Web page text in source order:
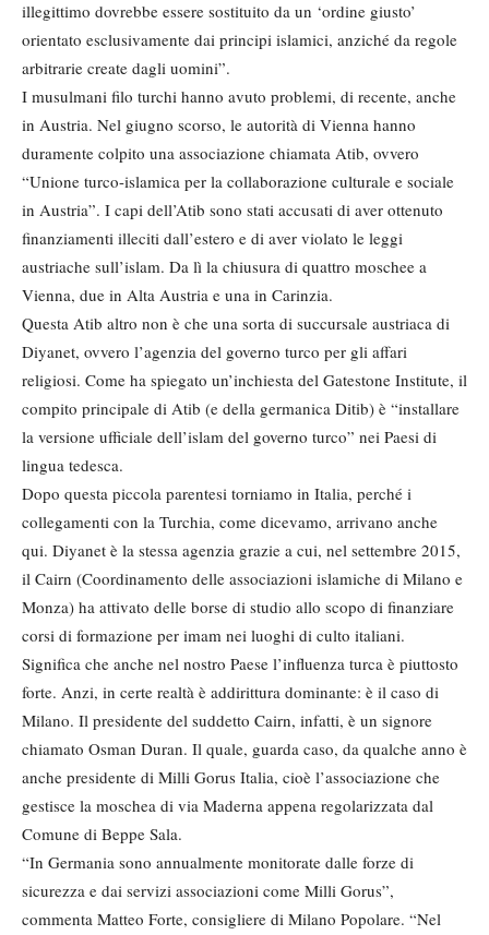
illegittimo dovrebbe essere sostituito da un ‘ordine giusto’
orientato esclusivamente dai principi islamici, anziché da regole
arbitrarie create dagli uomini”.
I musulmani filo turchi hanno avuto problemi, di recente, anche
in Austria. Nel giugno scorso, le autorità di Vienna hanno
duramente colpito una associazione chiamata Atib, ovvero
“Unione turco-islamica per la collaborazione culturale e sociale
in Austria”. I capi dell’Atib sono stati accusati di aver ottenuto
finanziamenti illeciti dall’estero e di aver violato le leggi
austriache sull’islam. Da lì la chiusura di quattro moschee a
Vienna, due in Alta Austria e una in Carinzia.
Questa Atib altro non è che una sorta di succursale austriaca di
Diyanet, ovvero l’agenzia del governo turco per gli affari
religiosi. Come ha spiegato un’inchiesta del Gatestone Institute, il
compito principale di Atib (e della germanica Ditib) è “installare
la versione ufficiale dell’islam del governo turco” nei Paesi di
lingua tedesca.
Dopo questa piccola parentesi torniamo in Italia, perché i
collegamenti con la Turchia, come dicevamo, arrivano anche
qui. Diyanet è la stessa agenzia grazie a cui, nel settembre 2015,
il Cairn (Coordinamento delle associazioni islamiche di Milano e
Monza) ha attivato delle borse di studio allo scopo di finanziare
corsi di formazione per imam nei luoghi di culto italiani.
Significa che anche nel nostro Paese l’influenza turca è piuttosto
forte. Anzi, in certe realtà è addirittura dominante: è il caso di
Milano. Il presidente del suddetto Cairn, infatti, è un signore
chiamato Osman Duran. Il quale, guarda caso, da qualche anno è
anche presidente di Milli Gorus Italia, cioè l’associazione che
gestisce la moschea di via Maderna appena regolarizzata dal
Comune di Beppe Sala.
“In Germania sono annualmente monitorate dalle forze di
sicurezza e dai servizi associazioni come Milli Gorus”,
commenta Matteo Forte, consigliere di Milano Popolare. “Nel